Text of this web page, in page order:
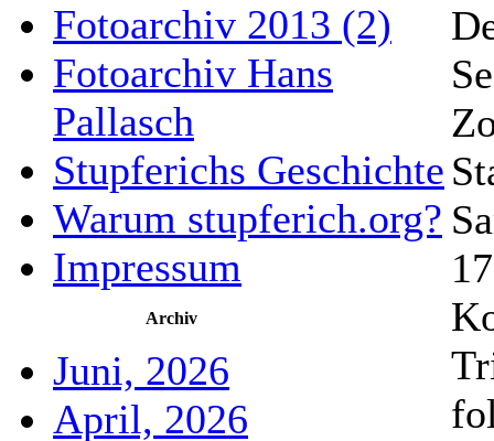
Fotoarchiv 2013 (2)
Fotoarchiv Hans
Pallasch
Stupferichs Geschichte
Warum stupferich.org?
Impressum
Archiv
Juni, 2026
April, 2026